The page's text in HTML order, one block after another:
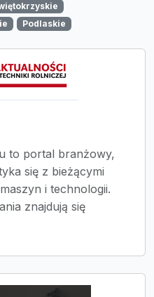
Podlaskie
to portal branżowy,
się z bieżącymi
i technologii.
znajdują się